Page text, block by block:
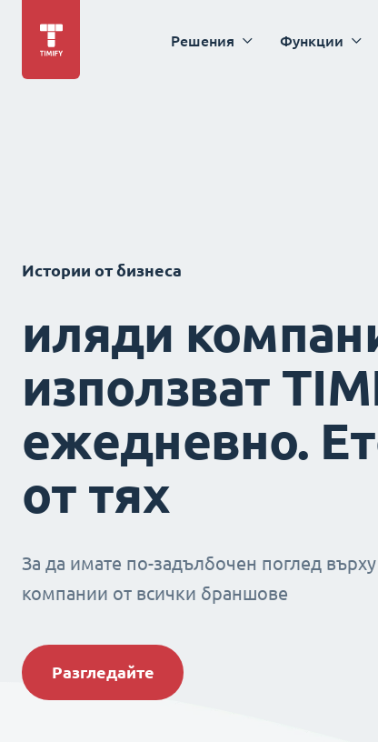
Решения Функции
Истории от бизнеса
иляди
използват
ежедневно.
от тях
За да имате по-задълбочен поглед
компании от всички браншове
Разгледайте